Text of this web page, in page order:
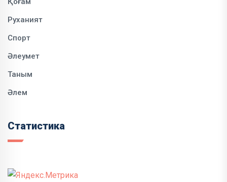
Руханият
Спорт
Әлеумет
Таным
Әлем
Статистика